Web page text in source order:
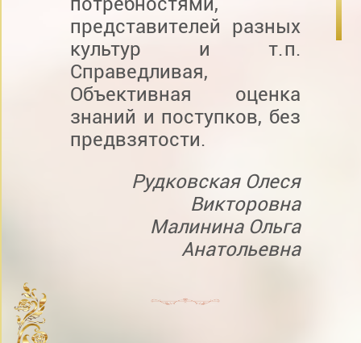
представителей разных
культур и т. п.
Справедливая,
Объективная оценка
знаний и поступков, без
предвзятости.
Рудковская Олеся
Викторовна
Малинина Ольга
Анатольевна